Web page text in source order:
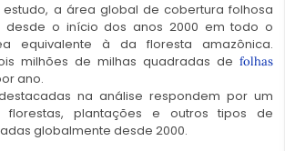
a área global de cobertura folhosa
desde o início dos anos 2000 em todo o
equivalente à da floresta amazônica.
milhões de milhas quadradas de folhas
ano.
na análise respondem por um
plantações e outros tipos de
globalmente desde 2000.